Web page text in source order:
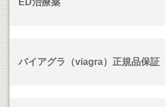
ED治療薬
バイアグラ（viagra）正規品保証